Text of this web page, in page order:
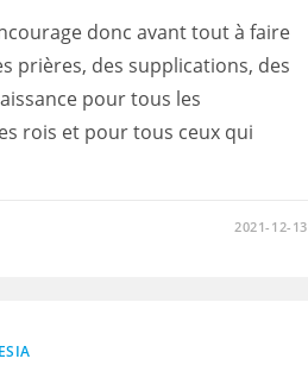
donc avant tout à faire
prières, des supplications, des
pour tous les
rois et pour tous ceux qui
2021-12-13